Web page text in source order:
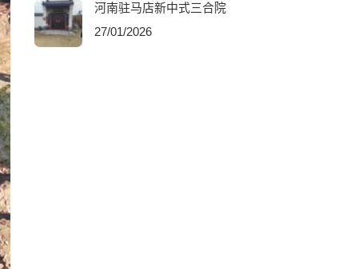
河南驻马店新中式三合院
27/01/2026